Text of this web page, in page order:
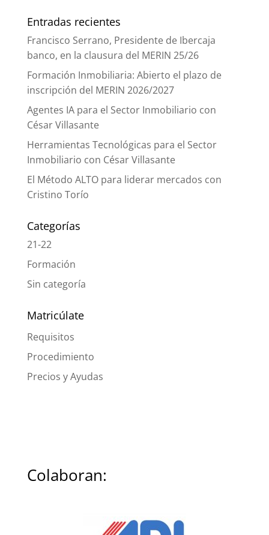
Entradas recientes
Francisco Serrano, Presidente de Ibercaja
banco, en la clausura del MERIN 25/26
Formación Inmobiliaria: Abierto el plazo de
inscripción del MERIN 2026/2027
Agentes IA para el Sector Inmobiliario con
César Villasante
Herramientas Tecnológicas para el Sector
Inmobiliario con César Villasante
El Método ALTO para liderar mercados con
Cristino Torío
Categorías
21-22
Formación
Sin categoría
Matricúlate
Requisitos
Procedimiento
Precios y Ayudas
Colaboran: